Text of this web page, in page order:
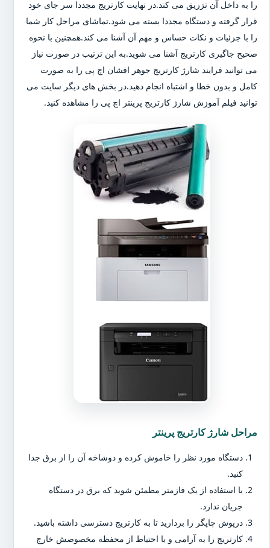
را به داخل آن تزریق می کند.در نهایت کارتریج مجددا سر جای خود
قرار گرفته و دستگاه مجددا بسته می شود.تماشای مراحل کار شما
را با جزئیات و نکات حساس و مهم آن آشنا می کند.همچنین با نحوه
صحیح جاگیری کارتریج آشنا می شوید.به این ترتیب در صورت نیاز
می توانید فرایند شارژ کارتریج جوهر افشان اچ پی را به صورت
کامل و بدون خطا و اشتباه انجام دهید.در بخش های دیگر سایت می
توانید فیلم آموزش شارژ کارتریج پرینتر اچ پی را مشاهده کنید.
مراحل شارژ کارتریج پرینتر
دستگاه مورد نظر را خاموش کرده و دوشاخه آن را از برق جدا
کنید.
با استفاده از یک فازمتر مطمئن شوید که برق در دستگاه
جریان ندارد.
درپوش چاپگر را بردارید تا به کارتریج دسترسی داشته باشید.
کارتریج را به آرامی و با احتیاط از محفظه مخصوصش خارج